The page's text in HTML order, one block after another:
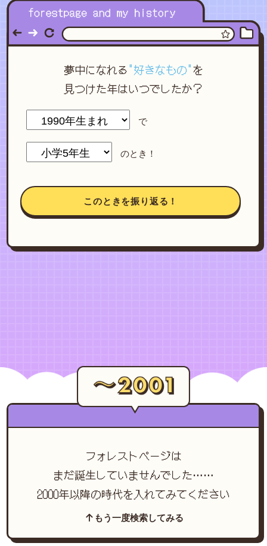
夢中になれる"好きなもの"を
見つけた年はいつでしたか？
で
のとき！
このときを振り返る！
フォレストページは
まだ誕生していませんでした……
2000年以降の時代を入れてみてください
もう一度検索してみる